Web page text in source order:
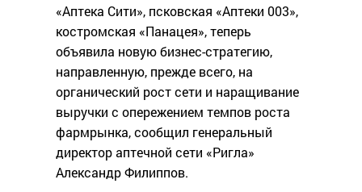
«Аптека Сити», псковская «Аптеки 003»,
костромская «Панацея», теперь
объявила новую бизнес-стратегию,
направленную, прежде всего, на
органический рост сети и наращивание
выручки с опережением темпов роста
фармрынка, сообщил генеральный
директор аптечной сети «Ригла»
Александр Филиппов.